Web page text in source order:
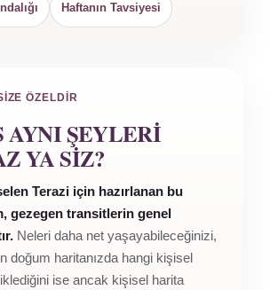
Haftanın Tavsiyesi
ÖZELDIR
AYNI ŞEYLERI
YA SIZ?
Terazi için hazırlanan bu
gezegen transitlerin genel
Neleri daha net yaşayabileceğinizi,
doğum haritanızda hangi kişisel
ise ancak kişisel harita